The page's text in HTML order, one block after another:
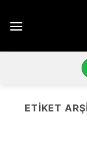
atla
ETIKET